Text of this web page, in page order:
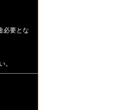
必要とな
。